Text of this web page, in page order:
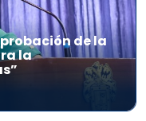
de la
la